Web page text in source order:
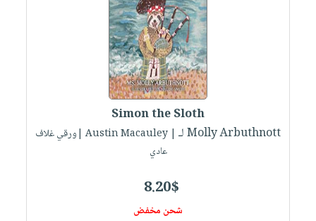
Simon the Sloth
لـ Molly Arbuthnott
| Austin Macauley |ورقي غلاف
عادي
8.20$
شحن مخفض